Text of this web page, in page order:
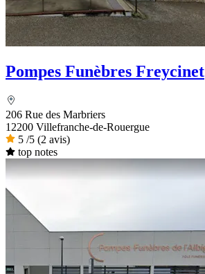
Pompes Funèbres Freycinet
206 Rue des Marbriers
12200 Villefranche-de-Rouergue
5 /5 (2 avis)
top notes